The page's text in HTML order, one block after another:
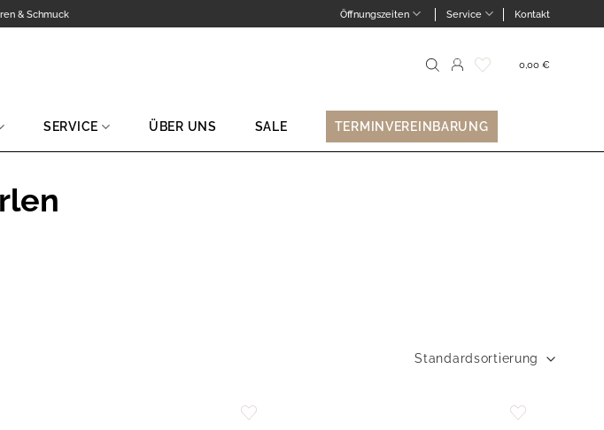
& Schmuck Öffnungszeiten Service Kontakt
Suche
0,00€
SERVICE ÜBER UNS SALE TERMINVEREINBARUNG